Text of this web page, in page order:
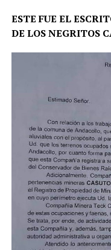
ESTE FUE EL
DE LOS NEGRITOS